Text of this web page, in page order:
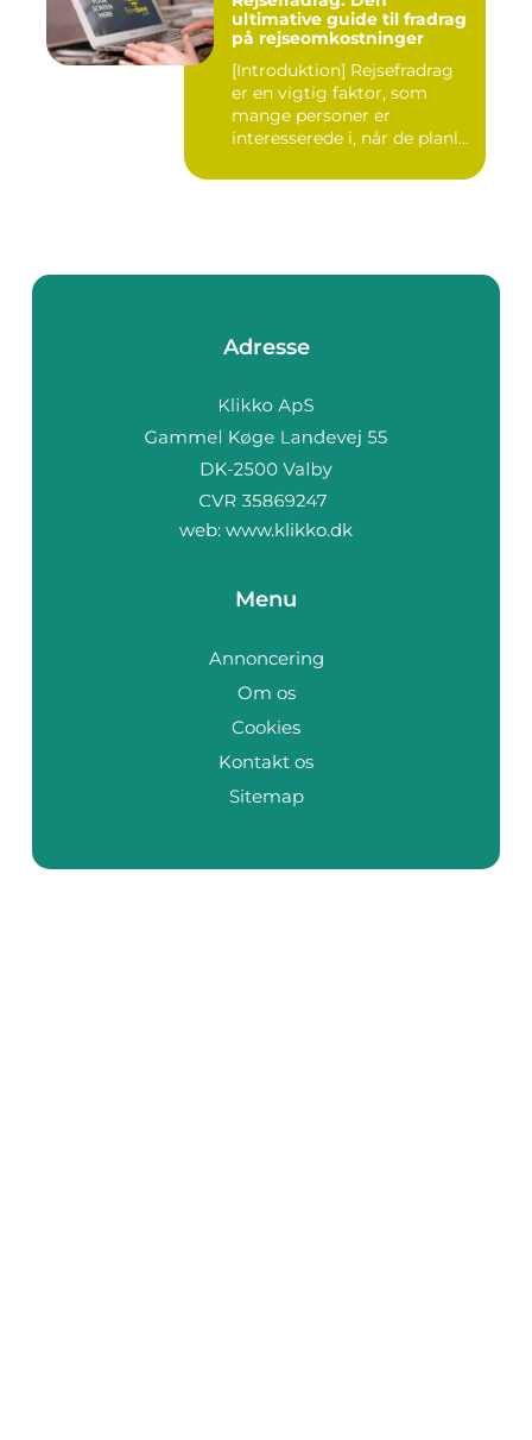
ultimative guide til fradrag
på rejseomkostninger
[Introduktion] Rejsefradrag
er en vigtig faktor, som
mange personer er
interesserede i, når de planl...
Adresse
web: www.klikko.dk
Menu
Annoncering
Om os
Cookies
Kontakt os
Sitemap